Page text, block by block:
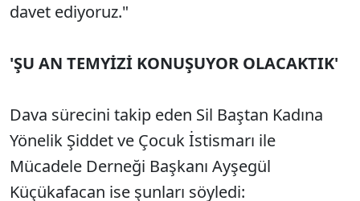
davet ediyoruz."
'ŞU AN TEMYİZİ KONUŞUYOR OLACAKTIK'
Dava sürecini takip eden Sil Baştan Kadına
Yönelik Şiddet ve Çocuk İstismarı ile
Mücadele Derneği Başkanı Ayşegül
Küçükafacan ise şunları söyledi: